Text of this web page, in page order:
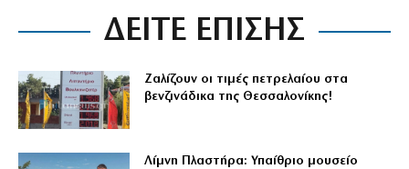
ΔΕΙΤΕ ΕΠΙΣΗΣ
Ζαλίζουν οι τιμές πετρελαίου στα
βενζινάδικα της Θεσσαλονίκης!
Λίμνη Πλαστήρα: Υπαίθριο μουσείο